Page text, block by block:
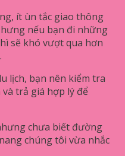
ít ùn tắc giao thông
nếu bạn đi những
sẽ khó vượt qua hơn
lịch, bạn nên kiểm tra
trả giá hợp lý để
chưa biết đường
chúng tôi vừa nhắc